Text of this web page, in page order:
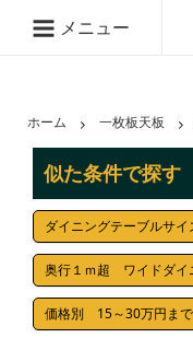
メニュー
ホーム 一枚板天板
似た条件で探す
ダイニングテーブルサイ
奥行１ｍ超 ワイドダイ
価格別 15～30万円まで